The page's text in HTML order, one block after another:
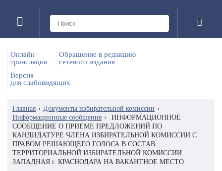
Онлайн
трансляция
Обращение в редакцию
сетевого издания
Версия
для слабовидящих
Главная › Документы избирательной комиссии ›
Информационные сообщения ›
ИНФОРМАЦИОННОЕ
СООБЩЕНИЕ О ПРИЕМЕ ПРЕДЛОЖЕНИЙ ПО
КАНДИДАТУРЕ ЧЛЕНА ИЗБИРАТЕЛЬНОЙ КОМИССИИ С
ПРАВОМ РЕШАЮЩЕГО ГОЛОСА В СОСТАВ
ТЕРРИТОРИАЛЬНОЙ ИЗБИРАТЕЛЬНОЙ КОМИССИИ
ЗАПАДНАЯ г. КРАСНОДАРА НА ВАКАНТНОЕ МЕСТО